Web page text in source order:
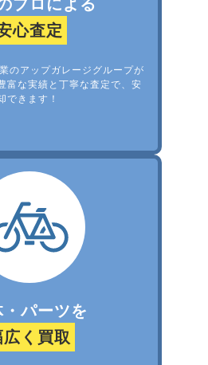
プロによる
心査定
のアップガレージグループが
富な実績と丁寧な査定で、安
できます！
・パーツを
広く買取